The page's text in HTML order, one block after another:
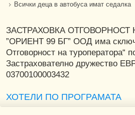
Всички деца в автобуса имат седалка
ЗАСТРАХОВКА ОТГОВОРНОСТ
”ОРИЕНТ 99 БГ” ООД има
Отговорност на туроператора“
Застрахователно дружество
03700100003432
ХОТЕЛИ ПО ПРОГРАМАТА